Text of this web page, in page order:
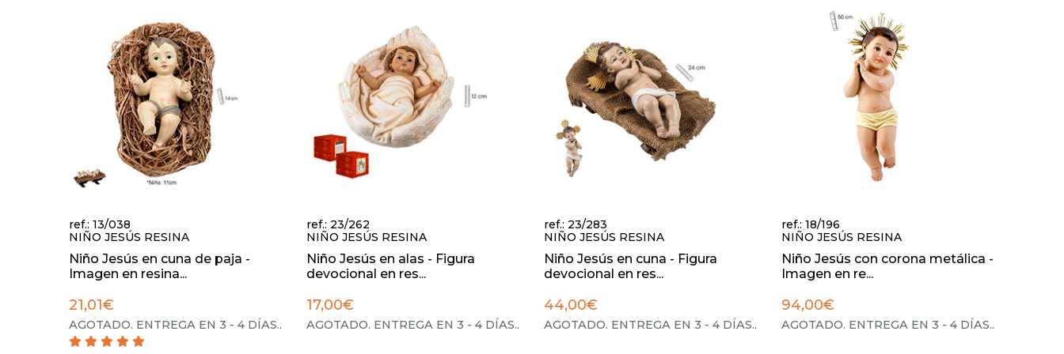
ref.: 13/038
NIÑO JESÚS RESINA
Niño Jesús en cuna de paja -
Imagen en resina...
21,01€
AGOTADO. ENTREGA EN 3 - 4 DÍAS..
ref.: 23/262
NIÑO JESÚS RESINA
Niño Jesús en alas - Figura
devocional en res...
17,00€
AGOTADO. ENTREGA EN 3 - 4 DÍAS..
ref.: 23/283
NIÑO JESÚS RESINA
Niño Jesús en cuna - Figura
devocional en res...
44,00€
AGOTADO. ENTREGA EN 3 - 4 DÍAS..
ref.: 18/196
NIÑO JESÚS RESINA
Niño Jesús con corona metálica -
Imagen en re...
94,00€
AGOTADO. ENTREGA EN 3 - 4 DÍAS..